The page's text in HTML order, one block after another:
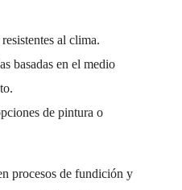
al clima.
basadas en el medio
de pintura o
procesos de fundición y